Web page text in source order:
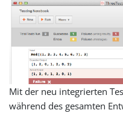
Mit der neu integrierten
während des gesamten